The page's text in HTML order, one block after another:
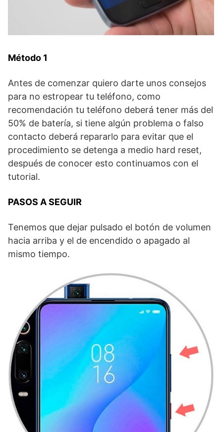
Método 1
Antes de comenzar quiero darte unos consejos
para no estropear tu teléfono, como
recomendación tu teléfono deberá tener más del
50% de batería, si tiene algún problema o falso
contacto deberá repararlo para evitar que el
procedimiento se detenga a medio hard reset,
después de conocer esto continuamos con el
tutorial.
PASOS A SEGUIR
Tenemos que dejar pulsado el botón de volumen
hacia arriba y el de encendido o apagado al
mismo tiempo.